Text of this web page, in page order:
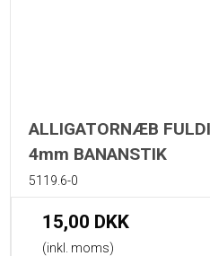
ALLIGATORNÆB
4mm BANANSTIK
5119.6-0
15,00 DKK
(inkl. moms)